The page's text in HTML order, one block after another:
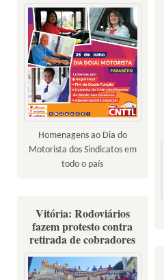
Homenagens ao Dia do
Motorista dos Sindicatos em
todo o país
Vitória: Rodoviários
fazem protesto contra
retirada de cobradores